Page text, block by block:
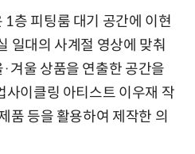
층 피팅룸 대기 공간에 이현
일대의 사계절 영상에 맞춰
겨울 상품을 연출한 공간을
사이클링 아티스트 이우재 작
품 등을 활용하여 제작한 의